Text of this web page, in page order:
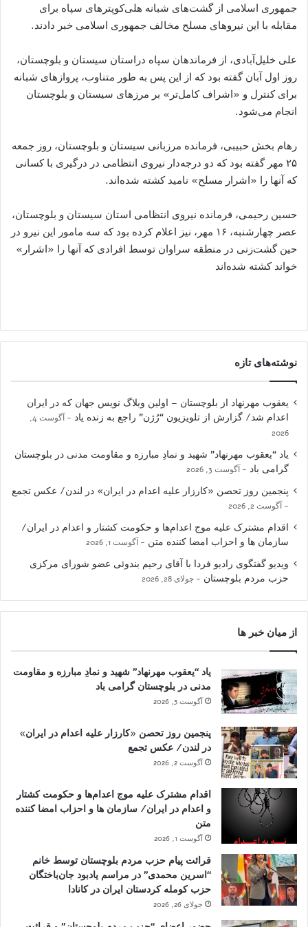
جمهوری اسلامی از گشت‌های شبانه هلی‌کوپترهای سپاه برای
مقابله با این نیروهای مسلح مخالف جمهوری اسلامی خبر دادند.
علی خلیل‌آبادی، از فرماندهان سپاه دراستان سیستان و بلوچستان،
روز اول آبان گفته بود که از این پس به ‌طور متناوب، پروازهای شبانه
برای کنترل و «اشراف کامل‌تر» بر مرزهای سیستان و بلوچستان
انجام می‌شود.
رهام بخش حبيبی، فرمانده مرزبانی سيستان و بلوچستان، روز جمعه
۲۵ مهر گفته بود که دو درجه‌دار نيروی انتظامی در درگيری با کسانی
که آنها را «اشرار مسلح» ناميد کشته شده‌اند.
حسین رحیمی، فرمانده نیروی انتظامی استان سیستان و بلوچستان،
عصر چهارشنبه، ۱۶ مهر، نیز اعلام کرده بود که سه مامور این نیرو در
حین گشت‌زنی در منطقه سراوان توسط افرادی که آنها را «اشرار»
خواند کشته شده‌اند
نوشته‌های تازه
یعقوب مهرنهاد از بلوچستان – اولین وبلاگ نویس جهان که در ایران
اعدام شد/ گزارش از تلویزیون “رُژن” راجع به زنده یاد
آگوست 4,
2026
یاد “یعقوب مهرنهاد” شهید و نمادِ مبارزه و مقاومت مدنی در بلوچستان
گرامی باد
آگوست 3, 2026
پنجمین روز تحصن «کارزار علیه اعدام در ایران» در لندن/ عکس تجمع
آگوست 2, 2026
اقدام مشترک علیه موج اعدام‌ها و حکومت کشتار و اعدام در ایران/
سازمان ها و احزاب امضا کننده متن
آگوست 1, 2026
ویدیو گفتگوی رادیو فردا با آقای رحیم بندوئی عضو شورای مرکزی
حزب مردم بلوچستان
جولای 28, 2026
از میان خبر ها
یاد “یعقوب مهرنهاد” شهید و نمادِ مبارزه و مقاومت
مدنی در بلوچستان گرامی باد
آگوست 3, 2026
پنجمین روز تحصن «کارزار علیه اعدام در ایران»
در لندن/ عکس تجمع
آگوست 2, 2026
اقدام مشترک علیه موج اعدام‌ها و حکومت کشتار
و اعدام در ایران/ سازمان ها و احزاب امضا کننده
متن
آگوست 1, 2026
قرائت پیام حزب مردم بلوچستان توسط خانم
“اسرین محمدی” در مراسم یادبود جان‌باختگان
حزب کومله کردستان ایران در کانادا
جولای 26, 2026